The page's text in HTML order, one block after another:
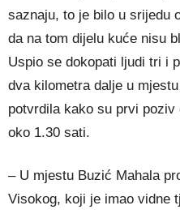
saznaju, to je bilo u srijedu
da na tom dijelu kuće nisu
Uspio se dokopati ljudi tri i
dva kilometra dalje u
potvrdila kako su prvi
oko 1.30 sati.
– U mjestu Buzić Mahala
Visokog, koji je imao vidne